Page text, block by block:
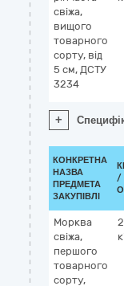
свіжа,
вищого
товарного
сорту, від
5 см, ДСТУ
3234
+
КОНКРЕТНА
НАЗВА
ПРЕДМЕТА
ЗАКУПІВЛІ
/
Морква
свіжа,
першого
товарного
сорту,